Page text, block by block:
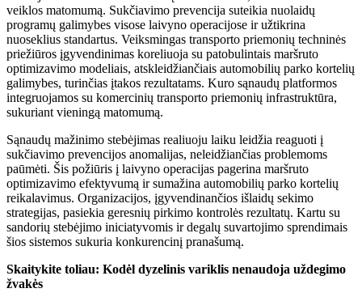
veiklos matomumą. Sukčiavimo prevencija suteikia nuolaidų
programų galimybes visose laivyno operacijose ir užtikrina
nuoseklius standartus. Veiksmingas transporto priemonių techninės
priežiūros įgyvendinimas koreliuoja su patobulintais maršruto
optimizavimo modeliais, atskleidžiančiais automobilių parko kortelių
galimybes, turinčias įtakos rezultatams. Kuro sąnaudų platformos
integruojamos su komercinių transporto priemonių infrastruktūra,
sukuriant vieningą matomumą.
Sąnaudų mažinimo stebėjimas realiuoju laiku leidžia reaguoti į
sukčiavimo prevencijos anomalijas, neleidžiančias problemoms
paūmėti. Šis požiūris į laivyno operacijas pagerina maršruto
optimizavimo efektyvumą ir sumažina automobilių parko kortelių
reikalavimus. Organizacijos, įgyvendinančios išlaidų sekimo
strategijas, pasiekia geresnių pirkimo kontrolės rezultatų. Kartu su
sandorių stebėjimo iniciatyvomis ir degalų suvartojimo sprendimais
šios sistemos sukuria konkurencinį pranašumą.
Skaitykite toliau: Kodėl dyzelinis variklis nenaudoja uždegimo
žvakės